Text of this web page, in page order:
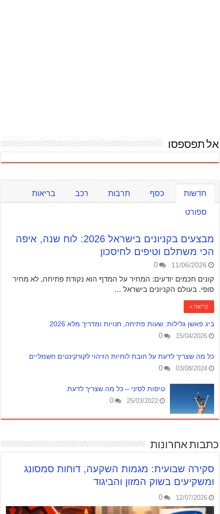
אל תפספסו
חדשות כסף תרבות רכב בריאות
ספורט
מבצעים בקניונים בישראל 2026: לוח שנה, איפה
הכי משתלם וטיפים לחיסכון
11/06/2026
0
קונים חכמים יודעים: המחיר על המדף הוא נקודת פתיחה, לא מחיר
סופי. בעולם הקניונים בישראל …
קריאה »
ביג פאשן גלילות: שעות פתיחה, חנויות ומדריך מלא 2026
15/04/2026
0
כל מה שצריך לדעת על חובת לוחיות הזיהוי לקורקינטים חשמליים
03/08/2024
0
טיסות לסיני – כל מה שצריך לדעת
25/03/2022
0
כתבות אחרונות
סקירה שבועית: מגמות השקעה, דוחות סמסונג
ומשקיעים בשוק המזון והביגוד
12/07/2026
0